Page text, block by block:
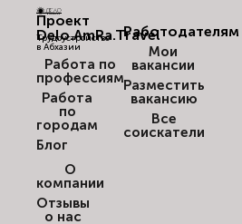
Проект
Delo.AmRa.Travel
Трудоустройство
в Абхазии
Работа по
профессиям
Работа
по
городам
Блог
О
компании
Отзывы
о нас
Работодателям
Мои
вакансии
Разместить
вакансию
Все
соискатели